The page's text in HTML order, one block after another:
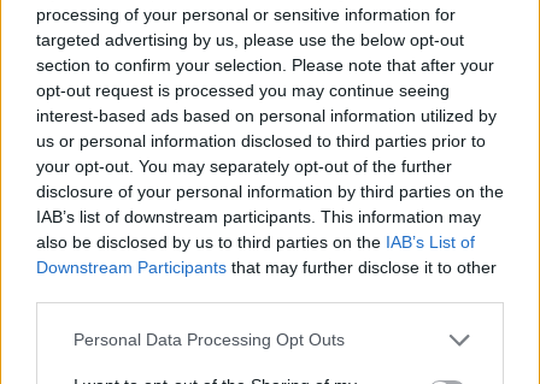
processing of your personal or sensitive information for
targeted advertising by us, please use the below opt-out
section to confirm your selection. Please note that after your
opt-out request is processed you may continue seeing
interest-based ads based on personal information utilized by
us or personal information disclosed to third parties prior to
your opt-out. You may separately opt-out of the further
disclosure of your personal information by third parties on the
IAB’s list of downstream participants. This information may
also be disclosed by us to third parties on the IAB’s List of
Downstream Participants that may further disclose it to other
Personal Data Processing Opt Outs
Smiley-Overdose.